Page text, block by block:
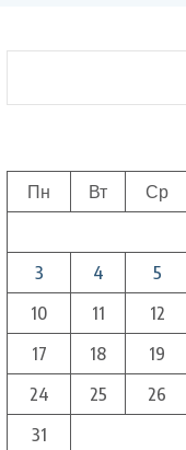
Пн Вт Ср
3
4 5
10
11 12
17
18 19
24
25 26
31